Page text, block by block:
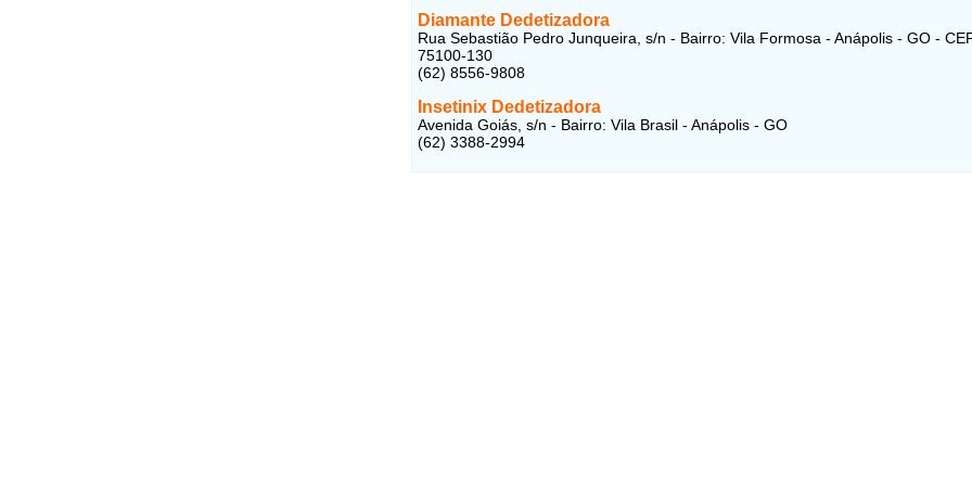
Diamante Dedetizadora
Rua Sebastião Pedro Junqueira, s/n - Bairro: Vila Formosa - Anápolis - GO -
75100-130
(62) 8556-9808
Insetinix Dedetizadora
Avenida Goiás, s/n - Bairro: Vila Brasil - Anápolis - GO
(62) 3388-2994